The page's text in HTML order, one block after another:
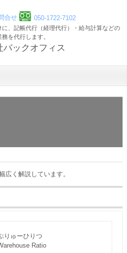
合せ 050-1722-7102
、記帳代行（経理代行）・給与計算などの
を代行します。
バックオフィス
広く解説しています。
りゅーひりつ
Ratio